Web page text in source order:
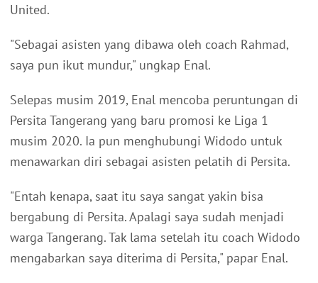
United.
"Sebagai asisten yang dibawa oleh coach Rahmad,
saya pun ikut mundur," ungkap Enal.
Selepas musim 2019, Enal mencoba peruntungan di
Persita Tangerang yang baru promosi ke Liga 1
musim 2020. Ia pun menghubungi Widodo untuk
menawarkan diri sebagai asisten pelatih di Persita.
"Entah kenapa, saat itu saya sangat yakin bisa
bergabung di Persita. Apalagi saya sudah menjadi
warga Tangerang. Tak lama setelah itu coach Widodo
mengabarkan saya diterima di Persita," papar Enal.